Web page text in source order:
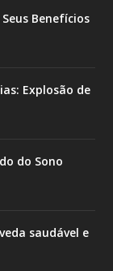
Benefícios
Explosão de
do Sono
saudável e